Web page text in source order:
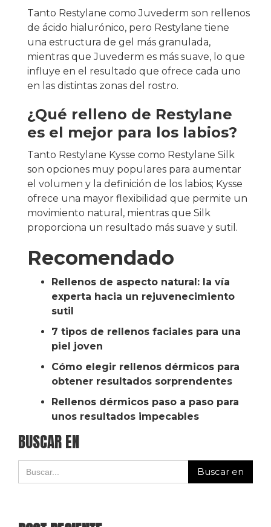
Tanto Restylane como Juvederm son rellenos
de ácido hialurónico, pero Restylane tiene
una estructura de gel más granulada,
mientras que Juvederm es más suave, lo que
influye en el resultado que ofrece cada uno
en las distintas zonas del rostro.
¿Qué relleno de Restylane
es el mejor para los labios?
Tanto Restylane Kysse como Restylane Silk
son opciones muy populares para aumentar
el volumen y la definición de los labios; Kysse
ofrece una mayor flexibilidad que permite un
movimiento natural, mientras que Silk
proporciona un resultado más suave y sutil.
Recomendado
Rellenos de aspecto natural: la vía
experta hacia un rejuvenecimiento
sutil
7 tipos de rellenos faciales para una
piel joven
Cómo elegir rellenos dérmicos para
obtener resultados sorprendentes
Rellenos dérmicos paso a paso para
unos resultados impecables
BUSCAR EN